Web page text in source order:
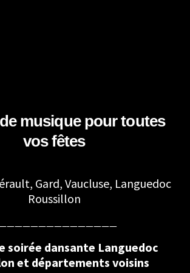
musique pour toutes
vos fêtes
Gard, Vaucluse, Languedoc
Roussillon
soirée dansante Languedoc
et départements voisins